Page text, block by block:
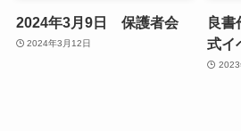
2024年3月9日 保護者会
2024年3月12日
良
式イ
2023